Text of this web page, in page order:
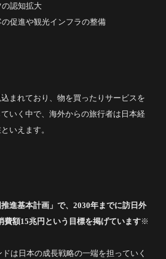
の認知拡大
促進や観光インフラの整備
まれており、物を買ったりサービスを
いく中で、海外からの旅行者は日本経
いえます。
進基本計画」で、2030年までに訪日外
費額15兆円という目標を掲げています※
は日本の成長戦略の一端を担っていく